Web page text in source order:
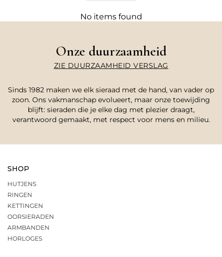
No items found
Onze duurzaamheid
ZIE DUURZAAMHEID VERSLAG
Sinds 1982 maken we elk sieraad met de hand, van vader op
zoon. Ons vakmanschap evolueert, maar onze toewijding
blijft: sieraden die je elke dag met plezier draagt,
verantwoord gemaakt, met respect voor mens en milieu.
SHOP
HUTJENS
RINGEN
KETTINGEN
OORSIERADEN
ARMBANDEN
HORLOGES